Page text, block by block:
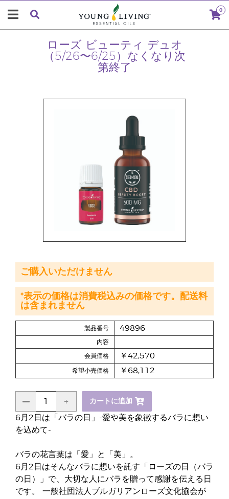
0
ローズ ビューティ デュオ
（5/26〜6/25）なくなり次
第終了
6月2日は「バラの日」-愛や美を象徴するバラに想い
を込めて-
バラの花言葉は「愛」と「美」。
6月2日はそんなバラに想いを託す「ローズの日（バラ
の日）」で、大切な人にバラを贈って感謝を伝える日
です。 一般社団法人ブルガリアンローズ文化協会が
製品番号 49896
内容
会員価格 ￥42,570
希望小売価格 ￥68,112
カートに追加
ご購入いただけません
*表示の価格は消費税込みの価格です。配送料
は含まれません